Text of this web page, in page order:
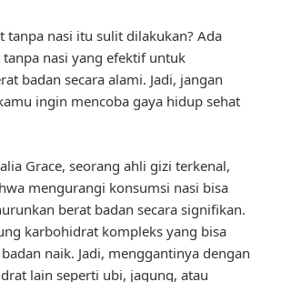
tanpa nasi itu sulit dilakukan? Ada
nasi yang efektif untuk
badan secara alami. Jadi, jangan
ingin mencoba gaya hidup sehat
Grace, seorang ahli gizi terkenal,
mengurangi konsumsi nasi bisa
berat badan secara signifikan.
karbohidrat kompleks yang bisa
naik. Jadi, menggantinya dengan
lain seperti ubi, jagung, atau